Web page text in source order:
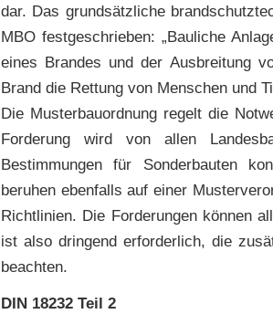
dar. Das grundsätzliche
MBO festgeschrieben: „Bauliche
eines Brandes und der Ausbreitung
Brand die Rettung von Menschen und
Die Musterbauordnung regelt die
Forderung wird von allen
Bestimmungen für Sonderbauten
beruhen ebenfalls auf einer
Richtlinien. Die Forderungen können
ist also dringend erforderlich, die
beachten.
DIN 18232 Teil 2